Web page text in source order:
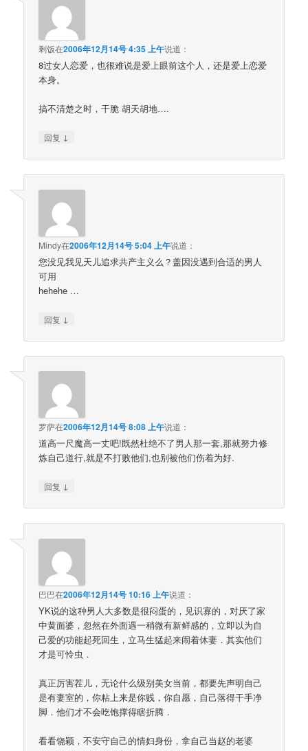
剩饭在2006年12月14号 4:35 上午说道：
8过女人恋爱，也很难说是爱上眼前这个人，还是爱上恋爱
本身。
搞不清楚之时，干脆 胡天胡地….
回复 ↓
Mindy在2006年12月14号 5:04 上午说道：
您没见我见天儿追求共产主义么？盖因没遇到合适的男人
可用
hehehe …
回复 ↓
罗萨在2006年12月14号 8:08 上午说道：
道高一尺魔高一丈吧!既然杜绝不了男人那一套,那就努力修
炼自己道行,就是不打败他们,也别被他们伤着为好.
回复 ↓
巴巴在2006年12月14号 10:16 上午说道：
YK说的这种男人大多数是很闷蛋的，见识寡的，对厌了家
中黄面婆，忽然在外面遇一稍微有新鲜感的，立即以为自
己爱的功能起死回生，立马生猛起来闹着休妻．其实他们
才是可怜虫．
真正厉害茬儿，无论什么级别美女当前，都要先声明自己
是有妻室的，你粘上来是你贱，你自愿，自己落得干手净
脚．他们才不会吃饱撑得瞎折腾．
看看饶颖，不安守自己的情妇身份，拿自己当赵的老婆